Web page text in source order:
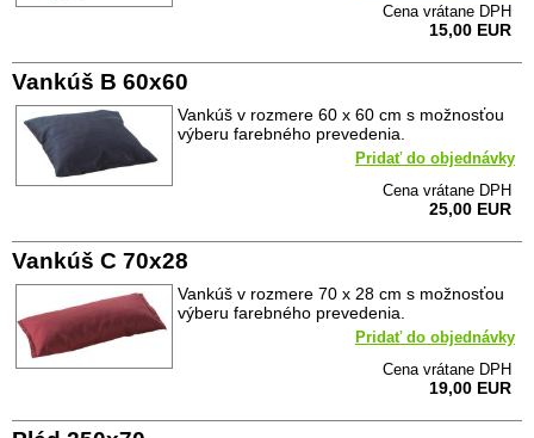
Cena vrátane DPH
15,00 EUR
Vankúš B 60x60
Vankúš v rozmere 60 x 60 cm s možnosťou
výberu farebného prevedenia.
Pridať do objednávky
Cena vrátane DPH
25,00 EUR
Vankúš C 70x28
Vankúš v rozmere 70 x 28 cm s možnosťou
výberu farebného prevedenia.
Pridať do objednávky
Cena vrátane DPH
19,00 EUR